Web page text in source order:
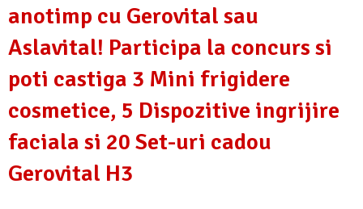
anotimp cu Gerovital sau
Aslavital! Participa la concurs si
poti castiga 3 Mini frigidere
cosmetice, 5 Dispozitive ingrijire
faciala si 20 Set-uri cadou
Gerovital H3